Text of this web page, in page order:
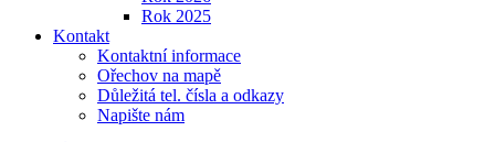
Rok 2025
Kontakt
Kontaktní informace
Ořechov na mapě
Důležitá tel. čísla a odkazy
Napište nám